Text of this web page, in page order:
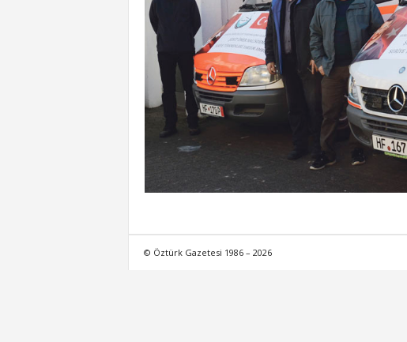
© Öztürk Gazetesi 1986 – 2026